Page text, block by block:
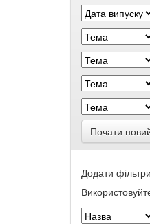
Почати
Додати